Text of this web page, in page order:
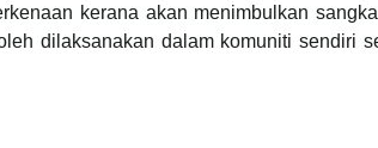
kerana akan menimbulkan
dilaksanakan dalam komuniti sendiri